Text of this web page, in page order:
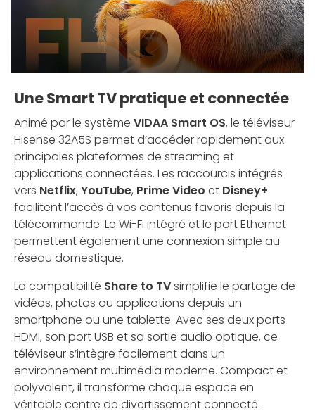
Une Smart TV pratique et connectée
Animé par le système VIDAA Smart OS, le téléviseur
Hisense 32A5S permet d’accéder rapidement aux
principales plateformes de streaming et
applications connectées. Les raccourcis intégrés
vers Netflix, YouTube, Prime Video et Disney+
facilitent l’accès à vos contenus favoris depuis la
télécommande. Le Wi-Fi intégré et le port Ethernet
permettent également une connexion simple au
réseau domestique.
La compatibilité Share to TVsimplifie le partage de
vidéos, photos ou applications depuis un
smartphone ou une tablette. Avec ses deux ports
HDMI, son port USB et sa sortie audio optique, ce
téléviseur s’intègre facilement dans un
environnement multimédia moderne. Compact et
polyvalent, il transforme chaque espace en
véritable centre de divertissement connecté.